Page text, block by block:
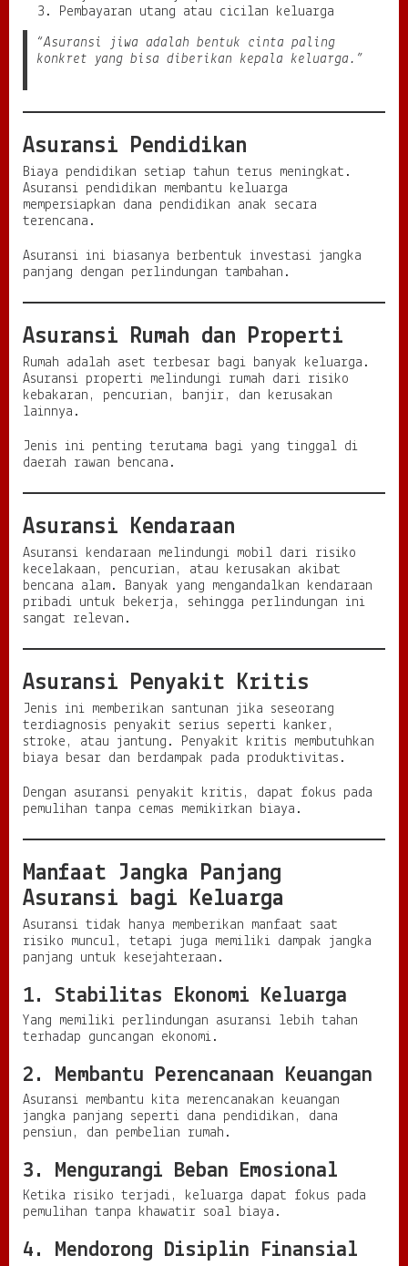
Pembayaran utang atau cicilan keluarga
“Asuransi jiwa adalah bentuk cinta paling
konkret yang bisa diberikan kepala keluarga.”
Asuransi Pendidikan
Biaya pendidikan setiap tahun terus meningkat.
Asuransi pendidikan membantu keluarga
mempersiapkan dana pendidikan anak secara
terencana.
Asuransi ini biasanya berbentuk investasi jangka
panjang dengan perlindungan tambahan.
Asuransi Rumah dan Properti
Rumah adalah aset terbesar bagi banyak keluarga.
Asuransi properti melindungi rumah dari risiko
kebakaran, pencurian, banjir, dan kerusakan
lainnya.
Jenis ini penting terutama bagi yang tinggal di
daerah rawan bencana.
Asuransi Kendaraan
Asuransi kendaraan melindungi mobil dari risiko
kecelakaan, pencurian, atau kerusakan akibat
bencana alam. Banyak yang mengandalkan kendaraan
pribadi untuk bekerja, sehingga perlindungan ini
sangat relevan.
Asuransi Penyakit Kritis
Jenis ini memberikan santunan jika seseorang
terdiagnosis penyakit serius seperti kanker,
stroke, atau jantung. Penyakit kritis membutuhkan
biaya besar dan berdampak pada produktivitas.
Dengan asuransi penyakit kritis, dapat fokus pada
pemulihan tanpa cemas memikirkan biaya.
Manfaat Jangka Panjang
Asuransi bagi Keluarga
Asuransi tidak hanya memberikan manfaat saat
risiko muncul, tetapi juga memiliki dampak jangka
panjang untuk kesejahteraan.
1. Stabilitas Ekonomi Keluarga
Yang memiliki perlindungan asuransi lebih tahan
terhadap guncangan ekonomi.
2. Membantu Perencanaan Keuangan
Asuransi membantu kita merencanakan keuangan
jangka panjang seperti dana pendidikan, dana
pensiun, dan pembelian rumah.
3. Mengurangi Beban Emosional
Ketika risiko terjadi, keluarga dapat fokus pada
pemulihan tanpa khawatir soal biaya.
4. Mendorong Disiplin Finansial